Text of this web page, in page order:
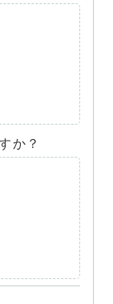
か？